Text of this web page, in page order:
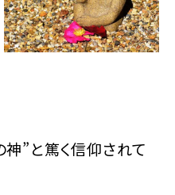
”と篤く信仰されて